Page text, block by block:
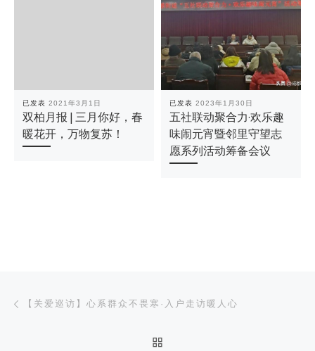
已发表 2021年3月1日
双柏月报 | 三月你好，春
暖花开，万物复苏！
已发表 2023年1月30日
五社联动聚合力·欢乐趣
味闹元宵暨邻里守望志
愿系列活动筹备会议
文章导航
【关爱巡访】心系群众不畏寒·入户走访暖人心